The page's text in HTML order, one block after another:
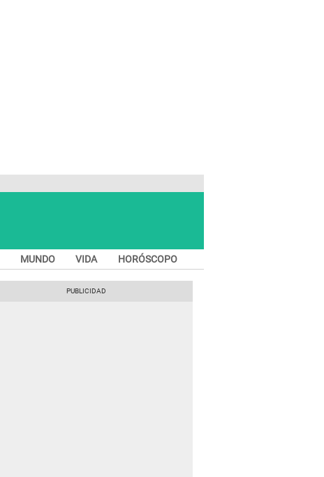
MUNDO VIDA HORÓSCOPO